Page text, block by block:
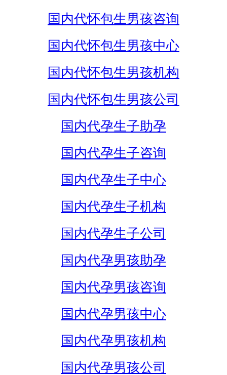
国内代怀包生男孩咨询
国内代怀包生男孩中心
国内代怀包生男孩机构
国内代怀包生男孩公司
国内代孕生子助孕
国内代孕生子咨询
国内代孕生子中心
国内代孕生子机构
国内代孕生子公司
国内代孕男孩助孕
国内代孕男孩咨询
国内代孕男孩中心
国内代孕男孩机构
国内代孕男孩公司